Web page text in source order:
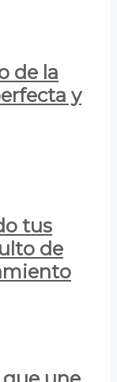
de la
y
tus
de